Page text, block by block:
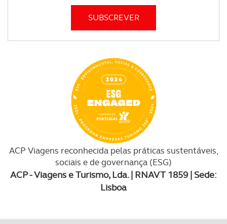
ACP Viagens reconhecida pelas práticas sustentáveis,
sociais e de governança (ESG)
ACP - Viagens e Turismo, Lda. | RNAVT 1859 | Sede:
Lisboa